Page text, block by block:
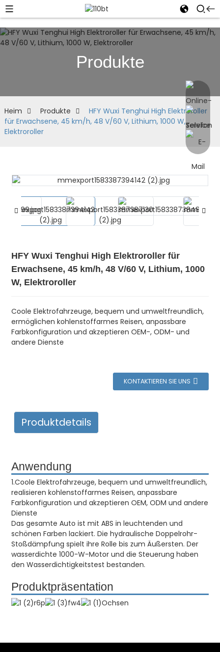
Produkte
Heim Produkte
HFY Wuxi Tenghui High Elektroroller
für Erwachsene, 45 km/h, 48 V/60 V, Lithium, 1000 W,
Elektroroller
HFY Wuxi Tenghui High Elektroroller für
Erwachsene, 45 km/h, 48 V/60 V, Lithium, 1000
W, Elektroroller
Coole Elektrofahrzeuge, bequem und umweltfreundlich,
ermöglichen kohlenstoffarmes Reisen, anpassbare
Farbkonfiguration und akzeptieren OEM-, ODM- und
andere Dienste
KONTAKTIEREN SIE UNS
Produktdetails
Anwendung
1.Coole Elektrofahrzeuge, bequem und umweltfreundlich,
realisieren kohlenstoffarmes Reisen, anpassbare
Farbkonfiguration und akzeptieren OEM, ODM und andere
Dienste
Das gesamte Auto ist mit ABS in leuchtenden und
schönen Farben lackiert. Die hydraulische Doppelrohr-
Stoßdämpfung spielt ihre Rolle bis zum Äußersten. Der
wasserdichte 1000-W-Motor und die Steuerung haben
den Wasserdichtigkeitstest bestanden.
Produktpräsentation